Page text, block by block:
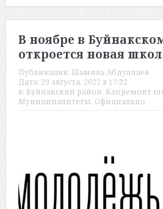
В ноябре в
откроется новая
Публикация: Шамиль Абдуллаев
Дата: 29 августа, 2022 в 17:32
в: Буйнакский район, Капремонт
Муниципалитеты, Официально